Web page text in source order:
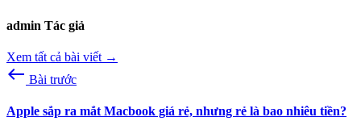
admin Tác giả
Xem tất cả bài viết →
west Bài trước
Apple sắp ra mắt Macbook giá rẻ, nhưng rẻ là bao nhiêu tiền?